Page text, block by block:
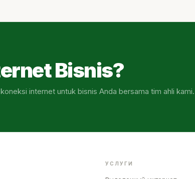
Bisnis?
internet untuk bisnis Anda bersama tim ahli kami.
УСЛУГИ